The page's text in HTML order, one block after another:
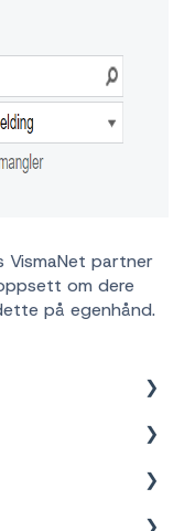
VismaNet partner
om dere
på egenhånd.